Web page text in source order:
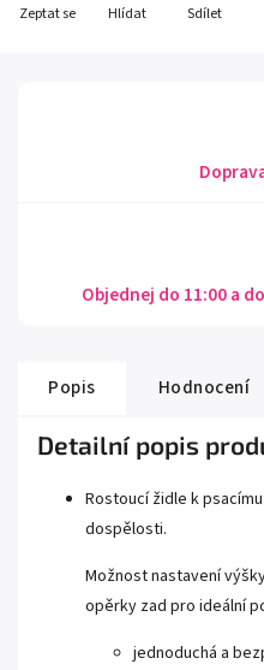
Zeptat se Hlídat Sdílet
Objednej do 11:00 a
Popis Hodnocení
Detailní popis
Rostoucí židle k
dospělosti.
Možnost nastavení
opěrky zad pro ideální
jednoduchá a